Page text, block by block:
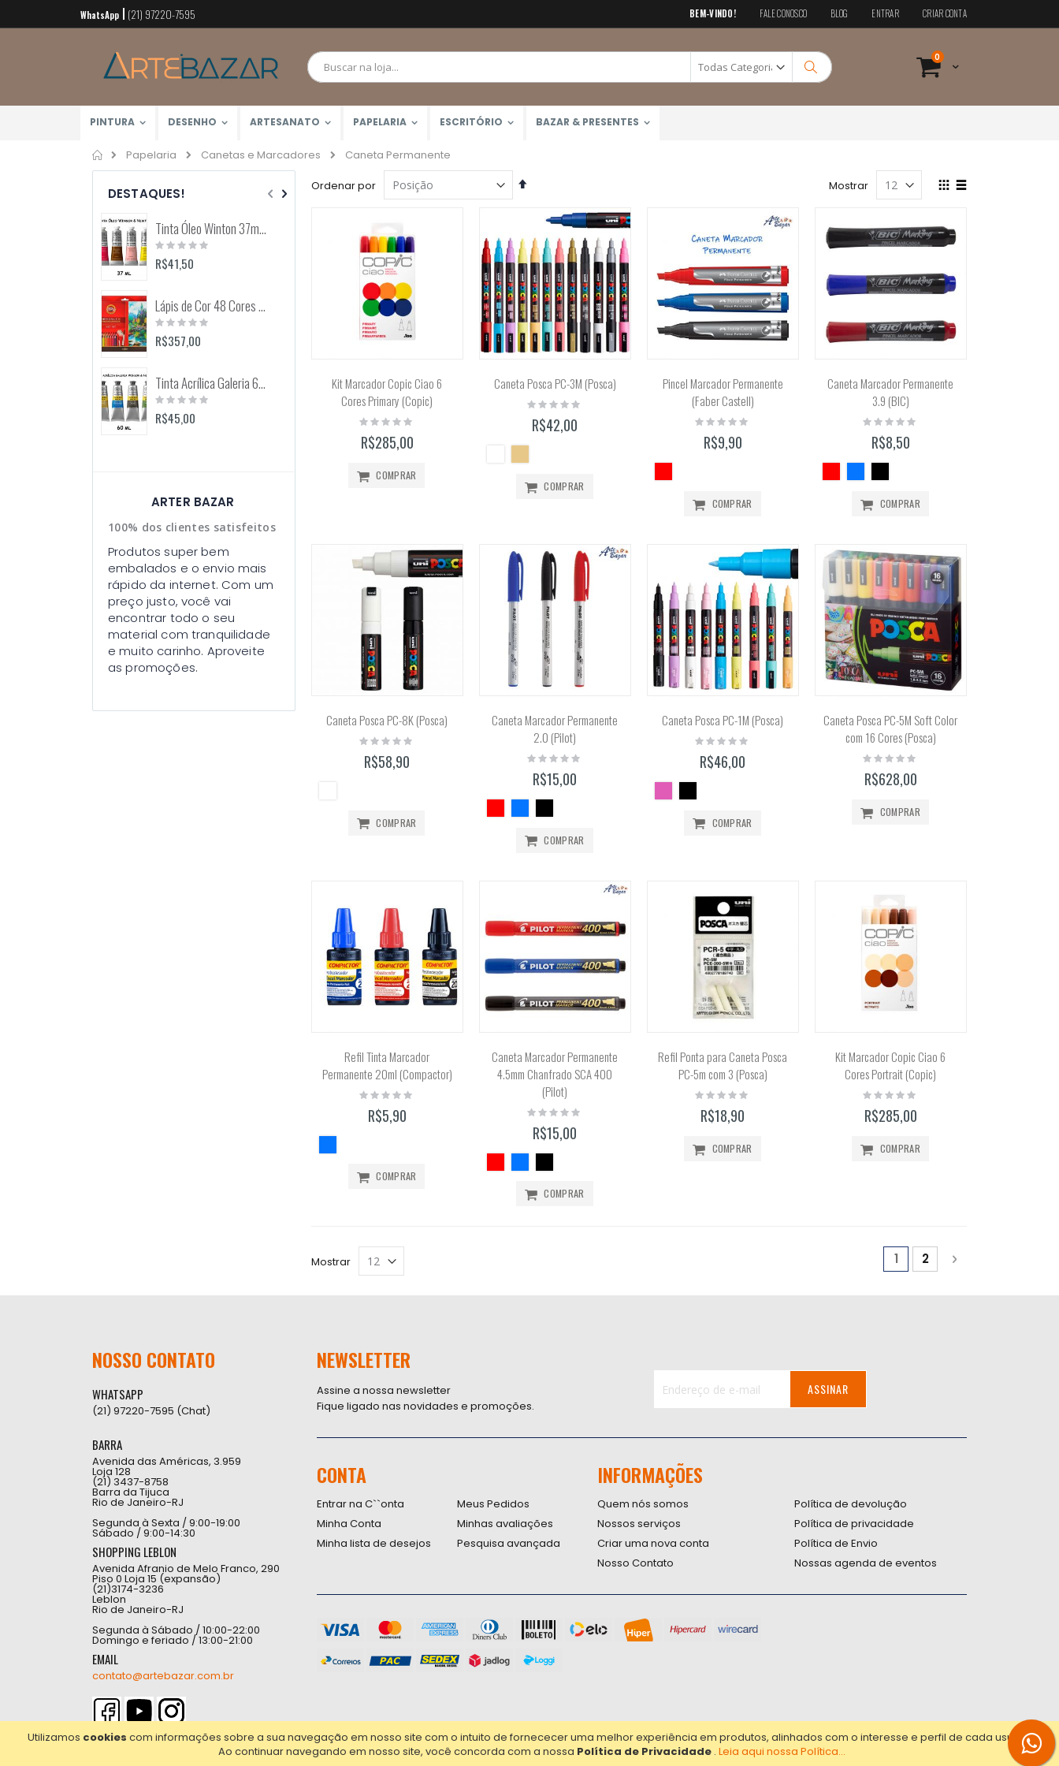
Utilizamos cookies com informações sobre a sua navegação em nosso site com o intuito de fornececer uma melhor experiência em produtos, alinhados com o interesse e perfil de cada usuário.
Ao continuar navegando em nosso site, você concorda com a nossa Política de Privacidade. Leia aqui nossa Política...
Pular
para
conteúdo
BEM-VINDO! FALE CONOSCO BLOG ENTRAR CRIAR CONTA
Cart
0 itens
Pesquisa
WhatsApp (21) 97220-7595
PINTURA DESENHO ARTESANATO PAPELARIA ESCRITÓRIO BAZAR & PRESENTES
Home
Papelaria Canetas e Marcadores Caneta Permanente
Ordenar por
Definir
Decrescente
Ver
Mostrar
Kit Marcador Copic Ciao 6
Cores Primary (Copic)
Rating:
R$285,00
COMPRAR
Caneta Posca PC-3M (Posca)
Rating:
R$42,00
COMPRAR
Pincel Marcador Permanente
(Faber Castell)
Rating:
R$9,90
COMPRAR
Caneta Marcador Permanente
3.9 (BIC)
Rating:
R$8,50
COMPRAR
Caneta Posca PC-8K (Posca)
Rating:
0%
R$58,90
COMPRAR
Caneta Marcador Permanente
2.0 (Pilot)
Rating:
0%
R$15,00
COMPRAR
Caneta Posca PC-1M (Posca)
Rating:
0%
R$46,00
COMPRAR
Caneta Posca PC-5M Soft Color
com 16 Cores (Posca)
Rating:
0%
R$628,00
COMPRAR
Refil Tinta Marcador
Permanente 20ml (Compactor)
Rating:
0%
R$5,90
COMPRAR
Caneta Marcador Permanente
4.5mm Chanfrado SCA 400
(Pilot)
Rating:
0%
R$15,00
COMPRAR
Refil Ponta para Caneta Posca
PC-5m com 3 (Posca)
Rating:
0%
R$18,90
COMPRAR
Kit Marcador Copic Ciao 6
Cores Portrait (Copic)
Rating:
0%
R$285,00
COMPRAR
Página
Você está lendo a página
1 Página
2 Página
Próximo
Mostrar
DESTAQUES!
Tinta Óleo Winton 37ml (Winsor & Newton)
Rating:
0%
R$41,50
Lápis de Cor 48 Cores Mondeluz Aquarelável (Koh-I-Noor)
Rating:
0%
R$357,00
Tinta Acrílica Galeria 60ml (Winsor & Newton)
Rating:
0%
R$45,00
Rating:
0%
R$129,00
Rating:
0%
R$26,00
Rating:
0%
R$51,99
Rating:
0%
R$159,90
ARTER BAZAR
100% dos clientes satisfeitos
Produtos super bem
embalados e o envio mais
rápido da internet. Com um
preço justo, você vai
encontrar todo o seu
material com tranquilidade
e muito carinho. Aproveite
as promoções.
NOSSO CONTATO
WHATSAPP
(21) 97220-7595 (Chat)
BARRA
Avenida das Américas, 3.959
Loja 128
(21) 3437-8758
Barra da Tijuca
Rio de Janeiro-RJ
Segunda à Sexta / 9:00-19:00
Sábado / 9:00-14:30
SHOPPING LEBLON
Avenida Afranio de Melo Franco, 290
Piso 0 Loja 15 (expansão)
(21)3174-3236
Leblon
Rio de Janeiro-RJ
Segunda à Sábado / 10:00-22:00
Domingo e feriado / 13:00-21:00
EMAIL
contato@artebazar.com.br
NEWSLETTER
Assine a nossa newsletter
Fique ligado nas novidades e promoções.
nossa
Newsletter:
ASSINAR
CONTA
Entrar na C``onta
Minha Conta
Minha lista de desejos
Meus Pedidos
Minhas avaliações
Pesquisa avançada
INFORMAÇÕES
Quem nós somos
Nossos serviços
Criar uma nova conta
Nosso Contato
Política de devolução
Política de privacidade
Política de Envio
Nossas agenda de eventos